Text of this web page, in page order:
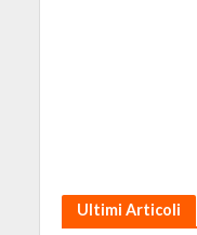
Ultimi Articoli